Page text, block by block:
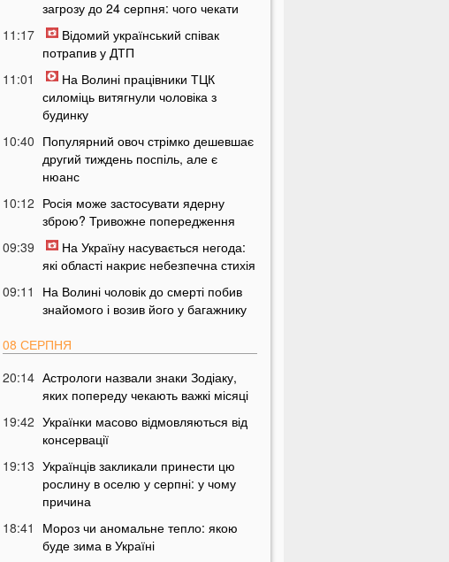
загрозу до 24 серпня: чого чекати
11:17
Відомий український співак
потрапив у ДТП
11:01
На Волині працівники ТЦК
силоміць витягнули чоловіка з
будинку
10:40 Популярний овоч стрімко дешевшає
другий тиждень поспіль, але є
нюанс
10:12 Росія може застосувати ядерну
зброю? Тривожне попередження
09:39
На Україну насувається негода:
які області накриє небезпечна стихія
09:11
На Волині чоловік до смерті побив
знайомого і возив його у багажнику
08 СЕРПНЯ
20:14 Астрологи назвали знаки Зодіаку,
яких попереду чекають важкі місяці
19:42 Українки масово відмовляються від
консервації
19:13 Українців закликали принести цю
рослину в оселю у серпні: у чому
причина
18:41
Мороз чи аномальне тепло: якою
буде зима в Україні